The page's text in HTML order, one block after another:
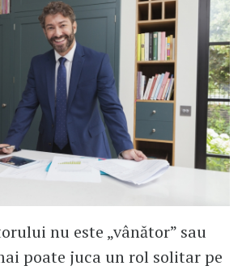
nu este „vânător” sau
poate juca un rol solitar pe